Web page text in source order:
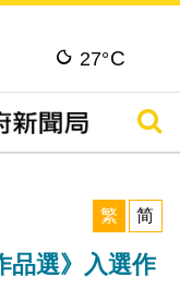
27°C
搜尋
繁
简
品選》入選作